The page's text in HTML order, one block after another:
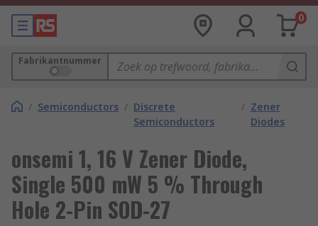
0
Fabrikantnummer
/ Semiconductors / Discrete
Semiconductors
/ Zener
Diodes
onsemi 1, 16 V Zener Diode,
Single 500 mW 5 % Through
Hole 2-Pin SOD-27